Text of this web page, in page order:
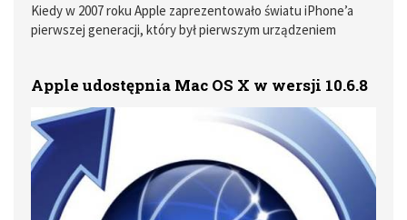
Kiedy w 2007 roku Apple zaprezentowało światu iPhone’a
pierwszej generacji, który był pierwszym urządzeniem
odpowiedzi dotyczącą nowego telefonu. Jednym z
ostatnich zdań z tamtego artykułu było: „Kto do licha będzie
chciał kupić tę rzecz?”
Apple udostępnia Mac OS X w wersji 10.6.8